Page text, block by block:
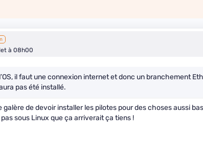
à 08h00
il faut une connexion internet et donc un branchement
pas été installé.
galère de devoir installer les pilotes pour des choses aussi
pas sous Linux que ça arriverait ça tiens !